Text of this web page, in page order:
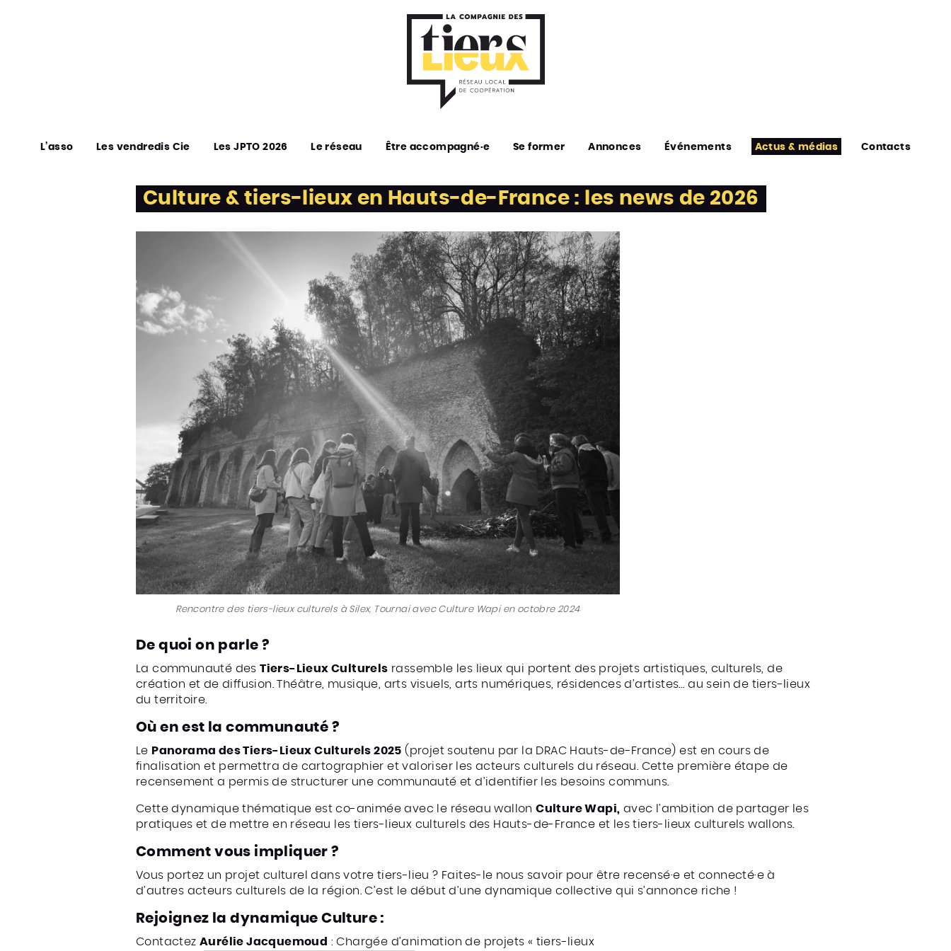
L’asso Les vendredis Cie Les JPTO 2026 Le réseau Être accompagné·e Se former Annonces Événements Actus & médias Contacts
Culture & tiers-lieux en Hauts-de-France : les news de 2026
Rencontre des tiers-lieux culturels à Silex, Tournai avec Culture Wapi en octobre 2024
De quoi on parle ?
La communauté desTiers-Lieux Culturels rassemble les lieux qui portent des projets artistiques, culturels, de
création et de diffusion. Théâtre, musique, arts visuels, arts numériques, résidences d’artistes… au sein de tiers-lieux
du territoire.
Où en est la communauté ?
Le Panorama des Tiers-Lieux Culturels 2025 (projet soutenu par la DRAC Hauts-de-France) est en cours de
finalisation et permettra de cartographier et valoriser les acteurs culturels du réseau. Cette première étape de
recensement a permis de structurer une communauté et d’identifier les besoins communs.
Cette dynamique thématique est co-animée avec le réseau wallonCulture Wapi, avec l’ambition de partager les
pratiques et de mettre en réseau les tiers-lieux culturels des Hauts-de-France et les tiers-lieux culturels wallons.
Comment vous impliquer ?
Vous portez un projet culturel dans votre tiers-lieu ? Faites-le nous savoir pour être recensé·e et connecté·e à
d’autres acteurs culturels de la région. C’est le début d’une dynamique collective qui s’annonce riche !
Rejoignez la dynamique Culture :
Contactez Aurélie Jacquemoud : Chargée d’animation de projets « tiers-lieux